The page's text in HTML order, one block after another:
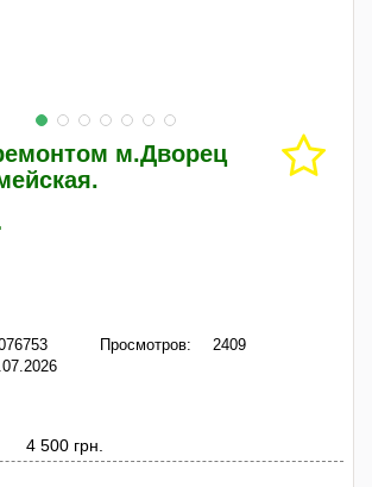
м.Дворец
Просмотров: 2409
4 500 грн.